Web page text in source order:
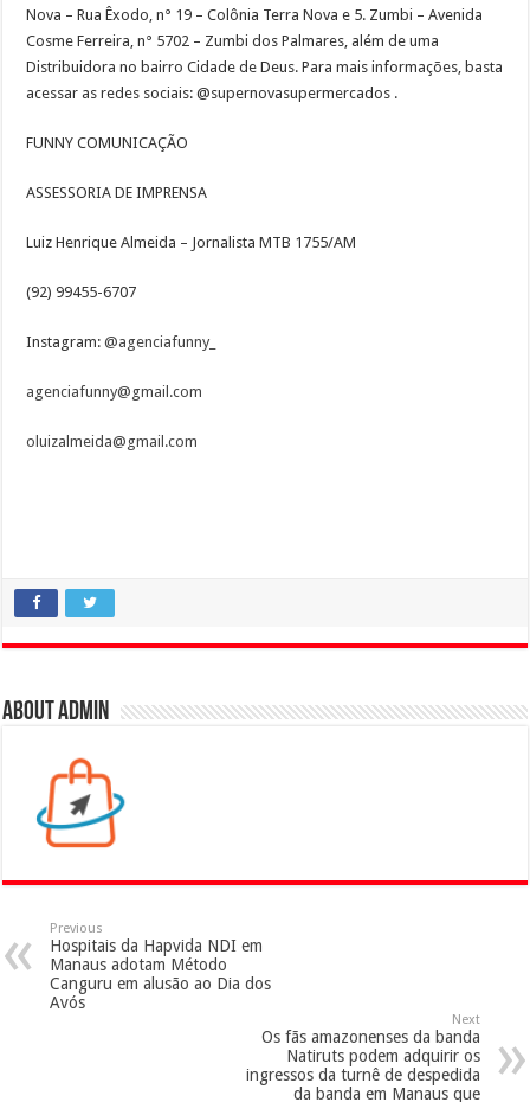
Nova – Rua Êxodo, n° 19 – Colônia Terra Nova e 5. Zumbi – Avenida
Cosme Ferreira, n° 5702 – Zumbi dos Palmares, além de uma
Distribuidora no bairro Cidade de Deus. Para mais informações, basta
acessar as redes sociais: @supernovasupermercados .
FUNNY COMUNICAÇÃO
ASSESSORIA DE IMPRENSA
Luiz Henrique Almeida – Jornalista MTB 1755/AM
(92) 99455-6707
Instagram:@agenciafunny_
agenciafunny@gmail.com
oluizalmeida@gmail.com
About admin
Previous
Hospitais da Hapvida NDI em
Manaus adotam Método
Canguru em alusão ao Dia dos
Avós
Next
Os fãs amazonenses da banda
Natiruts podem adquirir os
ingressos da turnê de despedida
da banda em Manaus que